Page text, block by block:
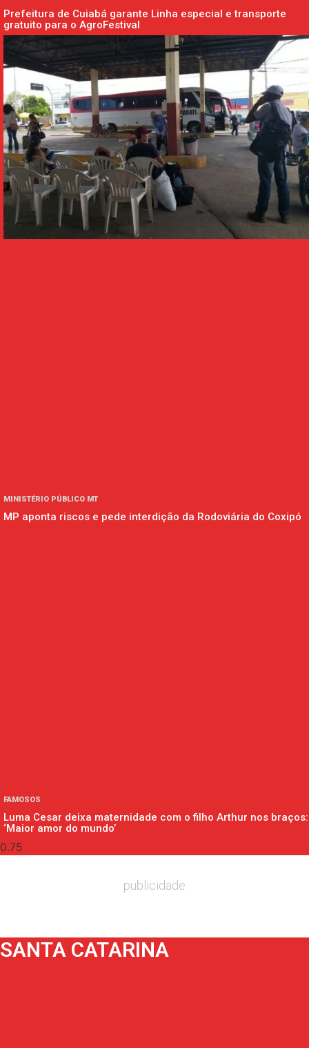
Prefeitura de Cuiabá garante Linha especial e transporte
gratuito para o AgroFestival
MINISTÉRIO PÚBLICO MT
MP aponta riscos e pede interdição da Rodoviária do Coxipó
FAMOSOS
Luma Cesar deixa maternidade com o filho Arthur nos braços:
‘Maior amor do mundo’
publicidade
SANTA CATARINA